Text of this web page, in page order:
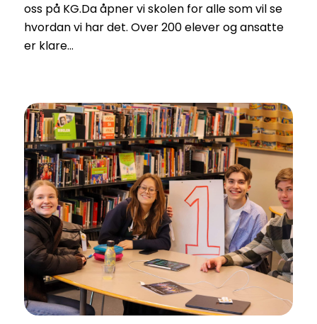
oss på KG.Da åpner vi skolen for alle som vil se
hvordan vi har det. Over 200 elever og ansatte
er klare…